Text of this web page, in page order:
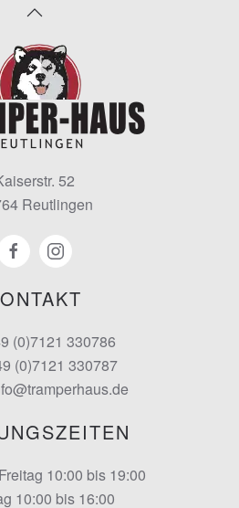
(0)7121 330786
(0)7121 330787
52
Reutlingen
10:00 bis 19:00
10:00 bis 16:00